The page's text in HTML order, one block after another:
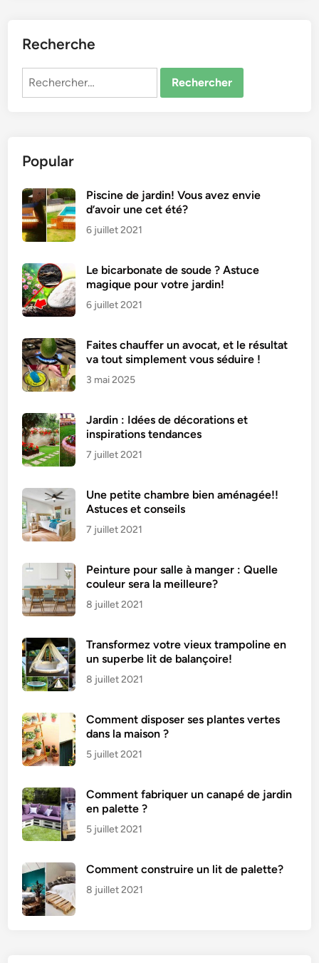
Recherche
Rechercher :
Popular
Piscine de jardin! Vous avez envie
d’avoir une cet été?
6 juillet 2021
Le bicarbonate de soude ? Astuce
magique pour votre jardin!
6 juillet 2021
Faites chauffer un avocat, et le résultat
va tout simplement vous séduire !
3 mai 2025
Jardin : Idées de décorations et
inspirations tendances
7 juillet 2021
Une petite chambre bien aménagée!!
Astuces et conseils
7 juillet 2021
Peinture pour salle à manger : Quelle
couleur sera la meilleure?
8 juillet 2021
Transformez votre vieux trampoline en
un superbe lit de balançoire!
8 juillet 2021
Comment disposer ses plantes vertes
dans la maison ?
5 juillet 2021
Comment fabriquer un canapé de jardin
en palette ?
5 juillet 2021
Comment construire un lit de palette?
8 juillet 2021